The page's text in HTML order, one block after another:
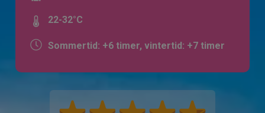
22-32°C
Sommertid: +6 timer, vintertid: +7 timer